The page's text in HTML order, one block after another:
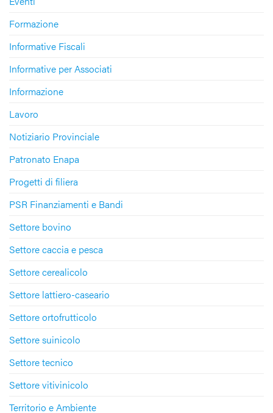
Formazione
Informative Fiscali
Informative per Associati
Informazione
Lavoro
Notiziario Provinciale
Patronato Enapa
Progetti di filiera
PSR Finanziamenti e Bandi
Settore bovino
Settore caccia e pesca
Settore cerealicolo
Settore lattiero-caseario
Settore ortofrutticolo
Settore suinicolo
Settore tecnico
Settore vitivinicolo
Territorio e Ambiente